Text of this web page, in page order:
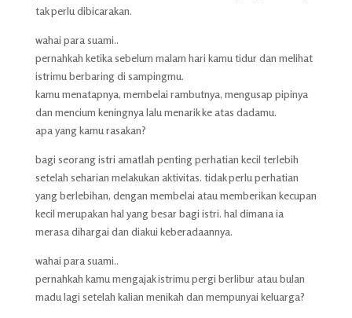
tak perlu dibicarakan.
wahai para suami..
pernahkah ketika sebelum malam hari kamu tidur dan melihat
istrimu berbaring di sampingmu.
kamu menatapnya, membelai rambutnya, mengusap pipinya
dan mencium keningnya lalu menarik ke atas dadamu.
apa yang kamu rasakan?
bagi seorang istri amatlah penting perhatian kecil terlebih
setelah seharian melakukan aktivitas. tidak perlu perhatian
yang berlebihan, dengan membelai atau memberikan kecupan
kecil merupakan hal yang besar bagi istri. hal dimana ia
merasa dihargai dan diakui keberadaannya.
wahai para suami..
pernahkah kamu mengajak istrimu pergi berlibur atau bulan
madu lagi setelah kalian menikah dan mempunyai keluarga?